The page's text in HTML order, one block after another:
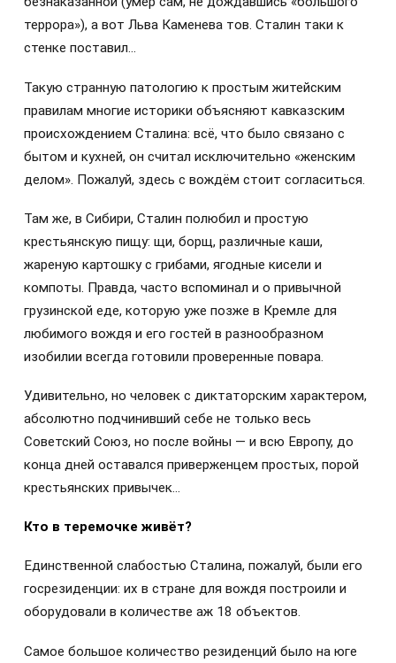
террора»), а вот Льва Каменева тов. Сталин таки к
стенке поставил…
Такую странную патологию к простым житейским
правилам многие историки объясняют кавказским
происхождением Сталина: всё, что было связано с
бытом и кухней, он считал исключительно «женским
делом». Пожалуй, здесь с вождём стоит согласиться.
Там же, в Сибири, Сталин полюбил и простую
крестьянскую пищу: щи, борщ, различные каши,
жареную картошку с грибами, ягодные кисели и
компоты. Правда, часто вспоминал и о привычной
грузинской еде, которую уже позже в Кремле для
любимого вождя и его гостей в разнообразном
изобилии всегда готовили проверенные повара.
Удивительно, но человек с диктаторским характером,
абсолютно подчинивший себе не только весь
Советский Союз, но после войны — и всю Европу, до
конца дней оставался приверженцем простых, порой
крестьянских привычек…
Кто в теремочке живёт?
Единственной слабостью Сталина, пожалуй, были его
госрезиденции: их в стране для вождя построили и
оборудовали в количестве аж 18 объектов.
Самое большое количество резиденций было на юге